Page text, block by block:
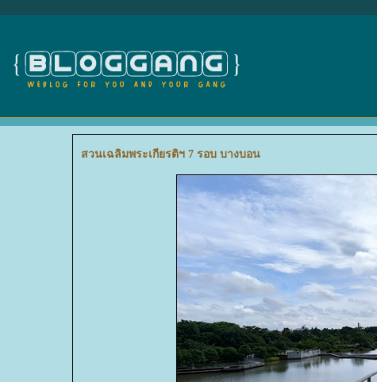
สวนเฉลิมพระเกียรติฯ 7 รอบ บางบอน